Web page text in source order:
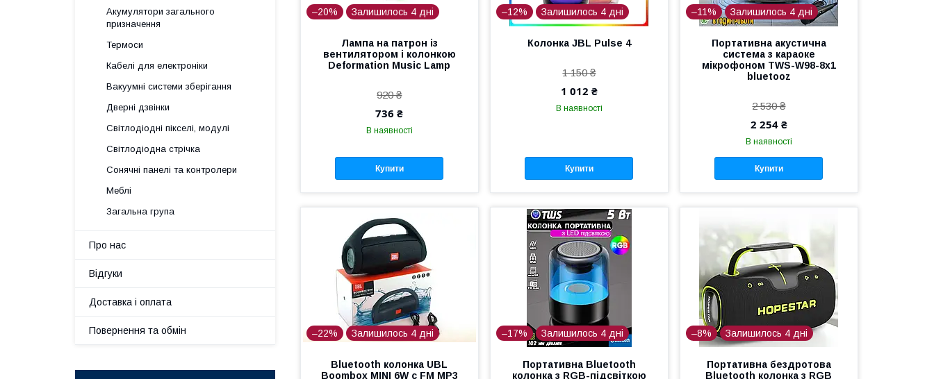
–20% Залишилось 4 дні
Лампа на патрон із
вентилятором і колонкою
Deformation Music Lamp
920 ₴
736 ₴
В наявності
Купити
–12% Залишилось 4 дні
Колонка JBL Pulse 4
1 150 ₴
1 012 ₴
В наявності
Купити
–11% Залишилось 4 дні
Портативна акустична
система з караоке
мікрофоном TWS-W98-8x1
bluetooz
2 530 ₴
2 254 ₴
В наявності
Купити
–22% Залишилось 4 дні
Bluetooth колонка UBL
Boombox MINI 6W с FM MP3
–17% Залишилось 4 дні
Портативна Bluetooth
колонка з RGB-підсвіткою
–8% Залишилось 4 дні
Портативна бездротова
Bluetooth колонка з RGB
Акумулятори загального
призначення
Термоси
Кабелі для електроніки
Вакуумні системи зберігання
Дверні дзвінки
Світлодіодні пікселі, модулі
Світлодіодна стрічка
Сонячні панелі та контролери
Меблі
Загальна група
Про нас
Відгуки
Доставка і оплата
Повернення та обмін